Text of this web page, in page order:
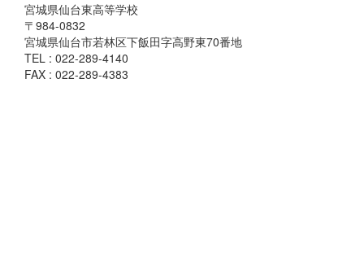
宮城県仙台東高等学校
〒984-0832
宮城県仙台市若林区下飯田字高野東70番地
TEL : 022-289-4140
FAX : 022-289-4383